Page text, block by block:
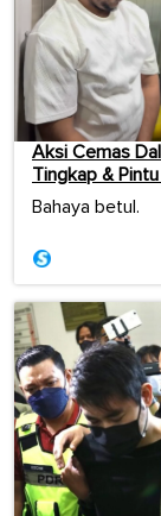
Aksi Cemas
Tingkap &
Bahaya betul.